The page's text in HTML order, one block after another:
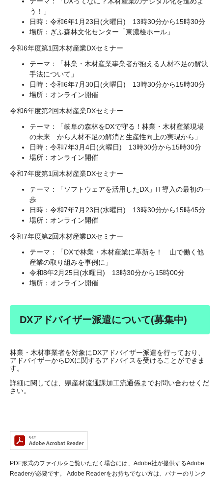
う！」
日時：令和6年1月23日(火曜日) 13時30分から15時30分
場所：ぎふ森林文化センター「東濃桧ホール」
令和6年度第1回木材産業DXセミナー
テーマ：「林業・木材産業事業者が抱える人材不足の解決
手法について」
日時：令和6年7月30日(火曜日) 13時30分から15時30分
場所：オンライン開催
令和6年度第2回木材産業DXセミナー
テーマ：「岐阜の森林をDXで守る！林業・木材産業現場
の未来 から人材不足の解消と生産性向上の実現から」
日時：令和7年3月4日(火曜日) 13時30分から15時30分
場所：オンライン開催
令和7年度第1回木材産業DXセミナー
テーマ：「ソフトウェアを活用したDX」IT導入の最初の一
歩
日時：令和7年7月23日(水曜日) 13時30分から15時45分
場所：オンライン開催
令和7年度第2回木材産業DXセミナー
テーマ：「DXで林業・木材産業に革新を！ 山で働く他
産業の取り組みを事例に」
令和8年2月25日(水曜日) 13時30分から15時00分
場所：オンライン開催
DXアドバイザー派遣について(募集中)
林業・木材事業者を対象にDXアドバイザー派遣を行っており、
アドバイザーからDXに関するアドバイスを受けることができま
す。
詳細に関しては、県産材流通課加工流通係までお問い合わせくだ
さい。
PDF形式のファイルをご覧いただく場合には、Adobe社が提供するAdobe
Readerが必要です。
Adobe Readerをお持ちでない方は、バナーのリンク